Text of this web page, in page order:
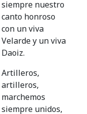
siempre nuestro
canto honroso
con un viva
Velarde y un viva
Daoiz.
Artilleros,
artilleros,
marchemos
siempre unidos,